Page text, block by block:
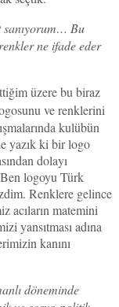
sanıyorum… Bu
ne ifade eder
üzere bu biraz
ve renklerini
kulübün
yazık ki bir logo
dolayı
logoyu Türk
Renklere gelince
acıların matemini
yansıtması adına
kanını
döneminde